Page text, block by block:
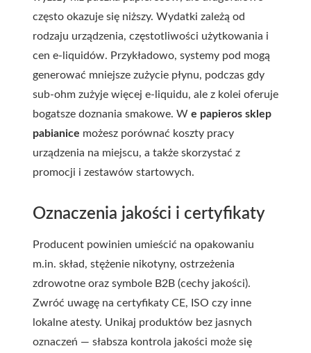
często okazuje się niższy. Wydatki zależą od
rodzaju urządzenia, częstotliwości użytkowania i
cen e-liquidów. Przykładowo, systemy pod mogą
generować mniejsze zużycie płynu, podczas gdy
sub-ohm zużyje więcej e-liquidu, ale z kolei oferuje
bogatsze doznania smakowe. W e papieros sklep
pabianice możesz porównać koszty pracy
urządzenia na miejscu, a także skorzystać z
promocji i zestawów startowych.
Oznaczenia jakości i certyfikaty
Producent powinien umieścić na opakowaniu
m.in. skład, stężenie nikotyny, ostrzeżenia
zdrowotne oraz symbole B2B (cechy jakości).
Zwróć uwagę na certyfikaty CE, ISO czy inne
lokalne atesty. Unikaj produktów bez jasnych
oznaczeń — słabsza kontrola jakości może się